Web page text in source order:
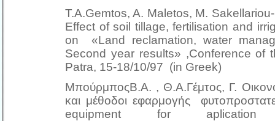
T.A.Gemtos, A. Maletos, M.
Effect of soil tillage, fertilisation and
on «Land reclamation, water
Second year results» ,Conference of
Patra, 15-18/10/97 (in Greek)
ΜπούρμποςΒ.Α. , Θ.Α.Γέμτος, Γ.
και μέθοδοι εφαρμογής
equipment for